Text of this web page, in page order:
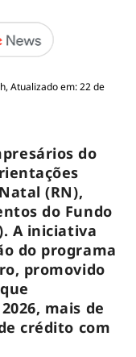
Atualizado em: 22 de
do
(RN),
do Fundo
A iniciativa
do programa
promovido
mais de
crédito com